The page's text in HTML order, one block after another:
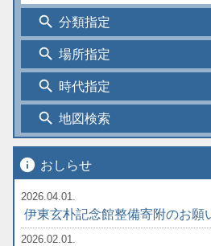
search 分類指定
search 場所指定
search 時代指定
search 地図検索
info おしらせ
2026.04.01.
伊東玄朴記念館整備寄附のお願
2026.02.01.